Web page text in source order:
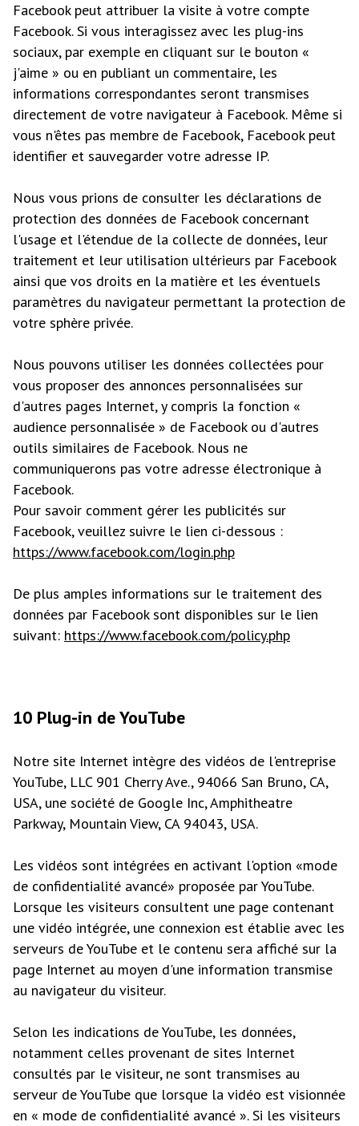
Facebook peut attribuer la visite à votre compte
Facebook. Si vous interagissez avec les plug-ins
sociaux, par exemple en cliquant sur le bouton «
j'aime » ou en publiant un commentaire, les
informations correspondantes seront transmises
directement de votre navigateur à Facebook. Même si
vous n'êtes pas membre de Facebook, Facebook peut
identifier et sauvegarder votre adresse IP.
Nous vous prions de consulter les déclarations de
protection des données de Facebook concernant
l'usage et l'étendue de la collecte de données, leur
traitement et leur utilisation ultérieurs par Facebook
ainsi que vos droits en la matière et les éventuels
paramètres du navigateur permettant la protection de
votre sphère privée.
Nous pouvons utiliser les données collectées pour
vous proposer des annonces personnalisées sur
d'autres pages Internet, y compris la fonction «
audience personnalisée » de Facebook ou d'autres
outils similaires de Facebook. Nous ne
communiquerons pas votre adresse électronique à
Facebook.
Pour savoir comment gérer les publicités sur
Facebook, veuillez suivre le lien ci-dessous :
https://www.facebook.com/login.php
De plus amples informations sur le traitement des
données par Facebook sont disponibles sur le lien
suivant: https://www.facebook.com/policy.php
10 Plug-in de YouTube
Notre site Internet intègre des vidéos de l'entreprise
YouTube, LLC 901 Cherry Ave., 94066 San Bruno, CA,
USA, une société de Google Inc, Amphitheatre
Parkway, Mountain View, CA 94043, USA.
Les vidéos sont intégrées en activant l'option «mode
de confidentialité avancé» proposée par YouTube.
Lorsque les visiteurs consultent une page contenant
une vidéo intégrée, une connexion est établie avec les
serveurs de YouTube et le contenu sera affiché sur la
page Internet au moyen d'une information transmise
au navigateur du visiteur.
Selon les indications de YouTube, les données,
notamment celles provenant de sites Internet
consultés par le visiteur, ne sont transmises au
serveur de YouTube que lorsque la vidéo est visionnée
en « mode de confidentialité avancé ». Si les visiteurs